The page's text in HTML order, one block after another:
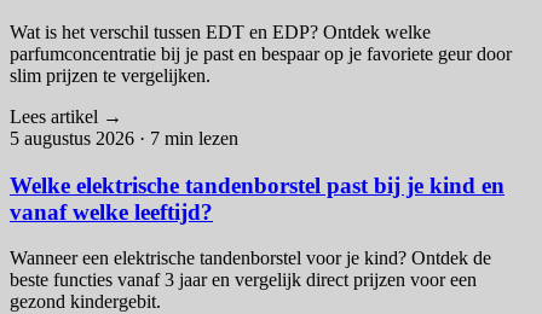
Wat is het verschil tussen EDT en EDP? Ontdek welke
parfumconcentratie bij je past en bespaar op je favoriete geur door
slim prijzen te vergelijken.
Lees artikel →
5 augustus 2026 · 7 min lezen
Welke elektrische tandenborstel past bij je kind en
vanaf welke leeftijd?
Wanneer een elektrische tandenborstel voor je kind? Ontdek de
beste functies vanaf 3 jaar en vergelijk direct prijzen voor een
gezond kindergebit.